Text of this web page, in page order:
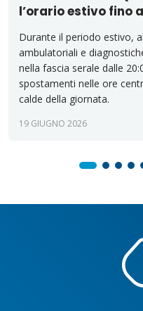
l’orario estivo fino
Durante il periodo estivo,
ambulatoriali e
nella fascia serale dalle
spostamenti nelle ore
calde della giornata.
19 GIUGNO 2026